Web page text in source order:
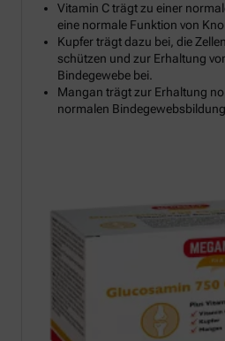
Vitamin C trägt zu einer
eine normale Funktion von
Kupfer trägt dazu bei, die
schützen und zur Erhaltung
Bindegewebe bei.
Mangan trägt zur Erhaltung
normalen